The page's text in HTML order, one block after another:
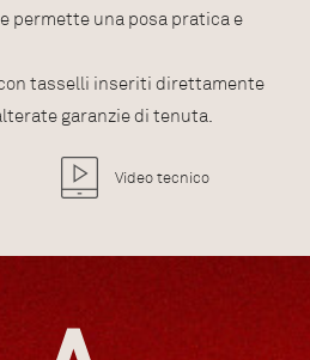
permette una posa pratica e
con tasselli inseriti direttamente
garanzie di tenuta.
Video tecnico